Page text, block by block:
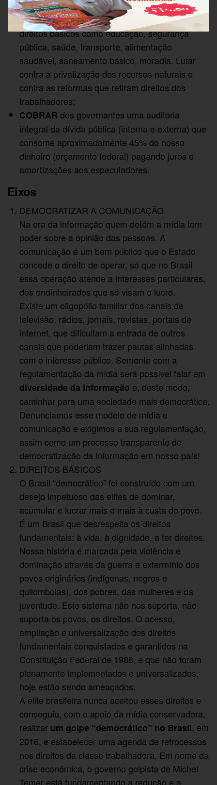
OCUPARos espaços públicos e exigir do Estado
a garantia do acesso e a universalização dos
direitos básicos como educação, segurança
pública, saúde, transporte, alimentação
saudável, saneamento básico, moradia. Lutar
contra a privatização dos recursos naturais e
contra as reformas que retiram direitos dos
trabalhadores;
COBRAR dos governantes uma auditoria
integral da dívida pública (interna e externa) que
consome aproximadamente 45% do nosso
dinheiro (orçamento federal) pagando juros e
amortizações aos especuladores.
Eixos
DEMOCRATIZAR A COMUNICAÇÃO
Na era da informação quem detém a mídia tem
poder sobre a opinião das pessoas. A
comunicação é um bem público que o Estado
concede o direito de operar, só que no Brasil
essa operação atende a interesses particulares,
dos endinheirados que só visam o lucro.
Existe um oligopólio familiar dos canais de
televisão, rádios, jornais, revistas, portais de
internet, que dificultam a entrada de outros
canais que poderiam trazer pautas alinhadas
com o interesse público. Somente com a
regulamentação da mídia será possível falar em
diversidade da informação e, deste modo,
caminhar para uma sociedade mais democrática.
Denunciamos esse modelo de mídia e
comunicação e exigimos a sua regulamentação,
assim como um processo transparente de
democratização da informação em nosso país!
DIREITOS BÁSICOS
O Brasil “democrático” foi construído com um
desejo impetuoso das elites de dominar,
acumular e lucrar mais e mais à custa do povo.
É um Brasil que desrespeita os direitos
fundamentais: à vida, à dignidade, a ter direitos.
Nossa história é marcada pela violência e
dominação através da guerra e extermínio dos
povos originários (indígenas, negros e
quilombolas), dos pobres, das mulheres e da
juventude. Este sistema não nos suporta, não
suporta os povos, os direitos. O acesso,
ampliação e universalização dos direitos
fundamentais conquistados e garantidos na
Constituição Federal de 1988, e que não foram
plenamente implementados e universalizados,
hoje estão sendo ameaçados.
A elite brasileira nunca aceitou esses direitos e
conseguiu, com o apoio da mídia conservadora,
realizar um golpe “democrático” no Brasil, em
2016, e estabelecer uma agenda de retrocessos
nos direitos da classe trabalhadora. Em nome da
crise econômica, o governo golpista de Michel
Temer está fundamentando a redução e a